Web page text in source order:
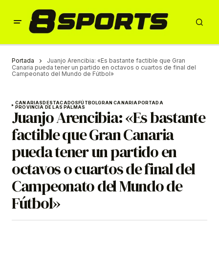
Portada
Juanjo Arencibia: «Es bastante factible que Gran
Canaria pueda tener un partido en octavos o cuartos de final del
Campeonato del Mundo de Fútbol»
CANARIASDESTACADOSFÚTBOLGRAN CANARIAPORTADA
PROVINCIA DE LAS PALMAS
Juanjo Arencibia: «Es bastante
factible que Gran Canaria
pueda tener un partido en
octavos o cuartos de final del
Campeonato del Mundo de
Fútbol»